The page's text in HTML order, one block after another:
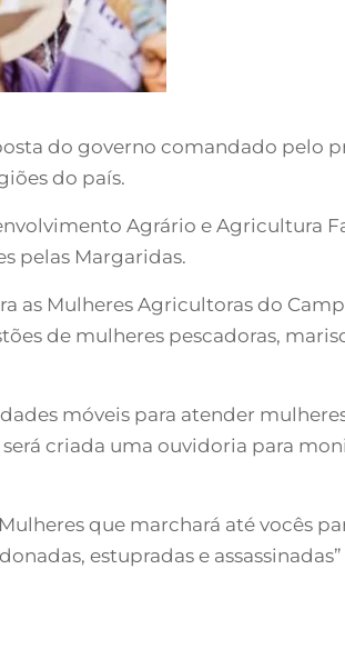
do governo comandado pelo
do país.
Agrário e Agricultura
pelas Margaridas.
as Mulheres Agricultoras do
de mulheres pescadoras,
móveis para atender
criada uma ouvidoria para
que marchará até vocês
estupradas e assassinadas”